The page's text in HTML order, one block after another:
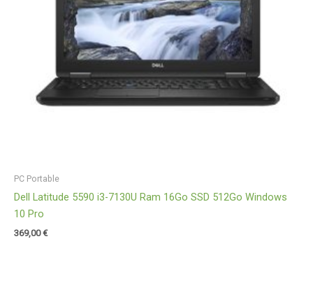
PC Portable
Dell Latitude 5590 i3-7130U Ram 16Go SSD 512Go Windows
10 Pro
369,00€